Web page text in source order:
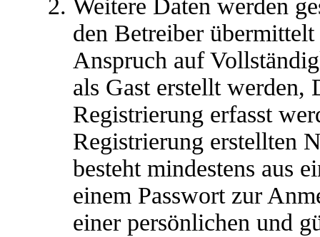
Weitere Daten werden
den Betreiber
Anspruch auf
als Gast erstellt werden,
Registrierung erfasst
Registrierung erstellten
besteht mindestens aus
einem Passwort zur
einer persönlichen und